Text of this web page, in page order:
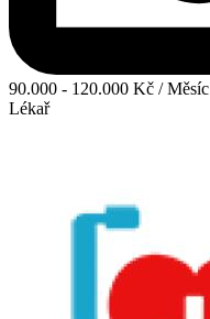
90.000 - 120.000 Kč / Měsíc
Lékař